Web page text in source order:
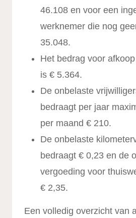
46.108 en voor een
werknemer die nog
35.048.
Het bedrag voor
is € 5.364.
De onbelaste
bedraagt per jaar
per maand € 210.
De onbelaste
bedraagt € 0,23 en de
vergoeding voor
€ 2,35.
Een volledig overzicht van